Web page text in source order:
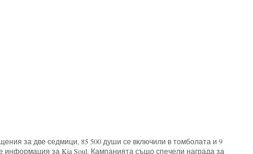
за две седмици, 85 500 души се включили в томболата и 9
информация за Kia Soul. Кампанията също спечели награда за